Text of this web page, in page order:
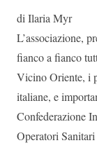
di Ilaria Myr
L’associazione,
fianco a fianco
Vicino Oriente, i
italiane, e
Confederazione
Operatori